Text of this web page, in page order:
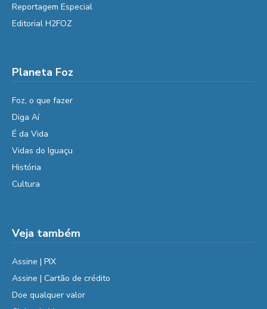
Reportagem Especial
Editorial H2FOZ
Planeta Foz
Foz, o que fazer
Diga Aí
É da Vida
Vidas do Iguaçu
História
Cultura
Veja também
Assine | PIX
Assine | Cartão de crédito
Doe qualquer valor